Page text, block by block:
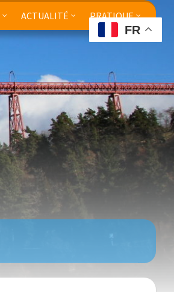
ACTUALITÉ
PRATIQUE
FR